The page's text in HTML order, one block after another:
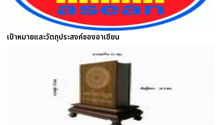
เป้าหมายและวัตถุประสงค์ของอาเซียน